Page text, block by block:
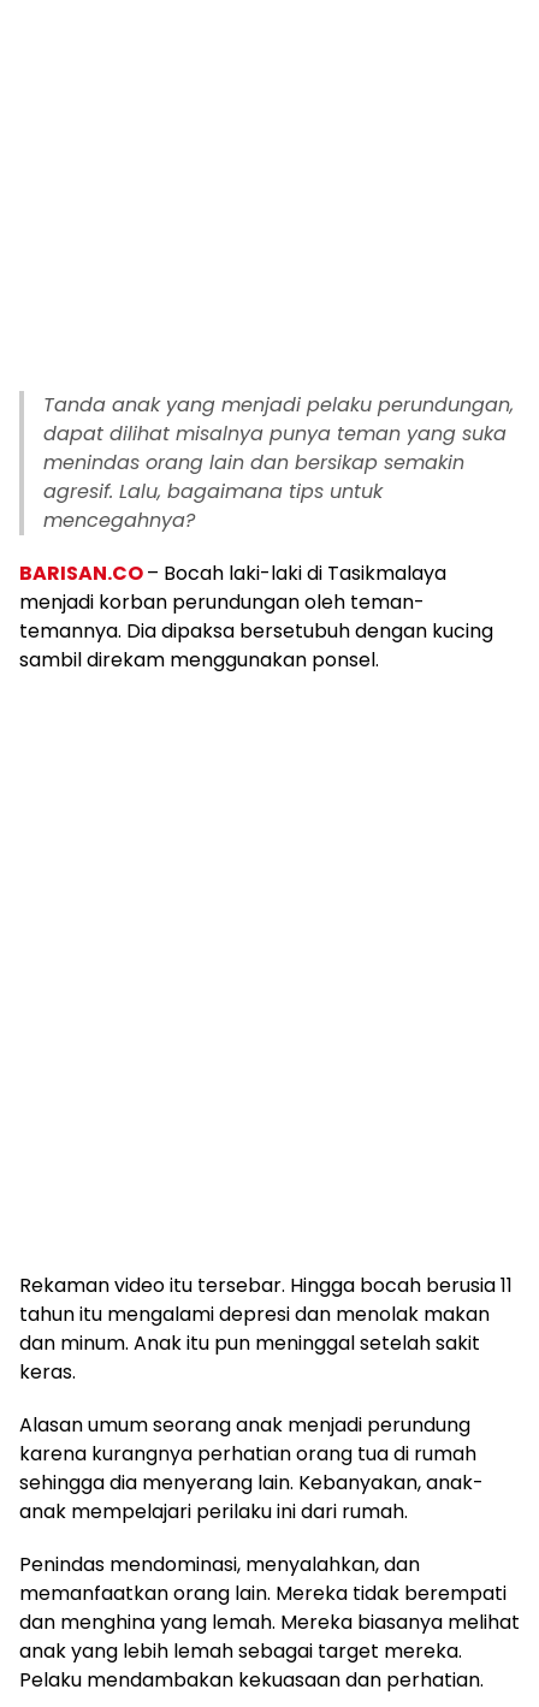
Tanda anak yang menjadi pelaku perundungan,
dapat dilihat misalnya punya teman yang suka
menindas orang lain dan bersikap semakin
agresif. Lalu, bagaimana tips untuk
mencegahnya?
BARISAN.CO– Bocah laki-laki di Tasikmalaya
menjadi korban perundungan oleh teman-
temannya. Dia dipaksa bersetubuh dengan kucing
sambil direkam menggunakan ponsel.
Rekaman video itu tersebar. Hingga bocah berusia 11
tahun itu mengalami depresi dan menolak makan
dan minum. Anak itu pun meninggal setelah sakit
keras.
Alasan umum seorang anak menjadi perundung
karena kurangnya perhatian orang tua di rumah
sehingga dia menyerang lain. Kebanyakan, anak-
anak mempelajari perilaku ini dari rumah.
Penindas mendominasi, menyalahkan, dan
memanfaatkan orang lain. Mereka tidak berempati
dan menghina yang lemah. Mereka biasanya melihat
anak yang lebih lemah sebagai target mereka.
Pelaku mendambakan kekuasaan dan perhatian.